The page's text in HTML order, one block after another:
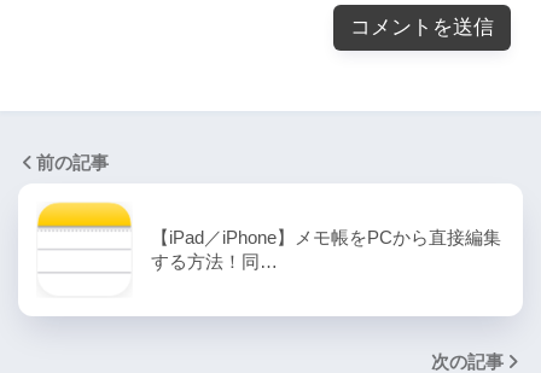
前の記事
【iPad／iPhone】メモ帳をPCから直接編集
する方法！同…
次の記事